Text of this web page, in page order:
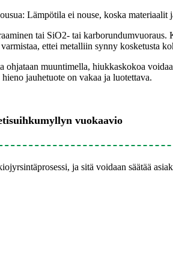
Lämpötila ei nouse, koska materiaalit
tai SiO2- tai karborundumvuoraus.
ettei metalliin synny kosketusta
ohjataan muuntimella, hiukkaskokoa
jauhetuote on vakaa ja luotettava.
vuokaavio
ja sitä voidaan säätää